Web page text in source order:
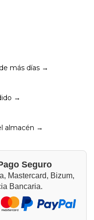
más días →
→
almacén →
Seguro
Mastercard, Bizum,
Bancaria.